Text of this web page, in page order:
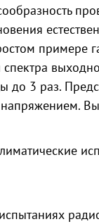
примере
до 3 раз.